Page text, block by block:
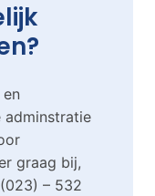
adminstratie
graag bij,
– 532